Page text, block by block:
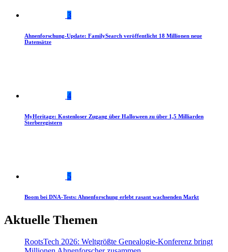
3
Ahnenforschung-Update: FamilySearch veröffentlicht 18 Millionen neue
Datensätze
4
MyHeritage: Kostenloser Zugang über Halloween zu über 1,5 Milliarden
Sterberegistern
5
Boom bei DNA-Tests: Ahnenforschung erlebt rasant wachsenden Markt
Aktuelle Themen
RootsTech 2026: Weltgrößte Genealogie-Konferenz bringt